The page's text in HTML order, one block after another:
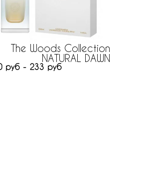
The Woods Collection
NATURAL DAWN
руб - 233 руб